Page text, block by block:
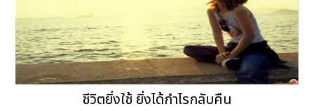
ชีวิตยิ่งใช้ ยิ่งได้กำไรกลับคืน